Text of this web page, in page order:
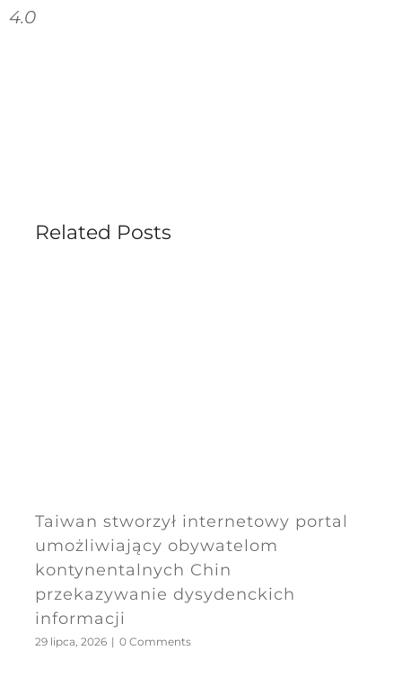
4.0
Related Posts
Taiwan stworzył internetowy portal
umożliwiający obywatelom
kontynentalnych Chin
przekazywanie dysydenckich
informacji
29 lipca, 2026 | 0 Comments